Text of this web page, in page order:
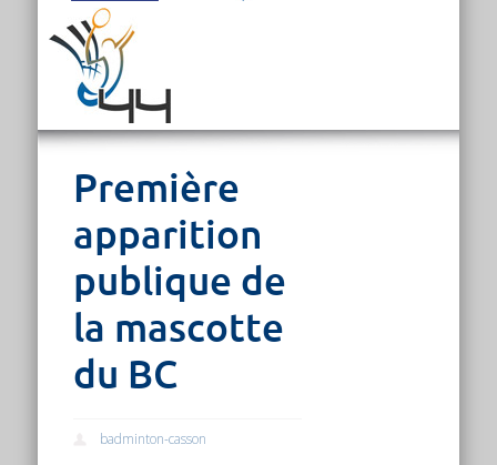
Première
apparition
publique de
la mascotte
du BC
badminton-casson